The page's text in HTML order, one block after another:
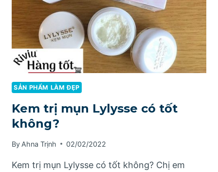
TỐT
KHÔNG?
SẢN PHẨM LÀM ĐẸP
Kem trị mụn Lylysse có tốt
không?
By Ahna Trịnh 02/02/2022
Kem trị mụn Lylysse có tốt không? Chị em